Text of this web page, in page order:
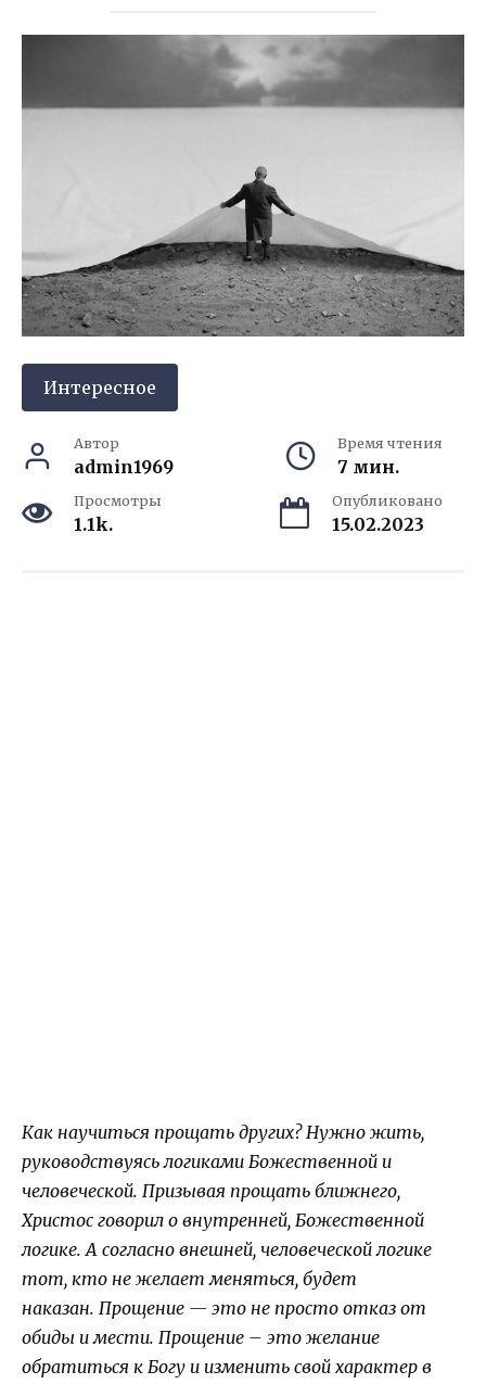
Интересное
Автор
admin1969
Время чтения
7 мин.
Просмотры
1.1k.
Опубликовано
15.02.2023
Как научиться прощать других? Нужно жить,
руководствуясь логиками Божественной и
человеческой. Призывая прощать ближнего,
Христос говорил о внутренней, Божественной
логике. А согласно внешней, человеческой логике
тот, кто не желает меняться, будет
наказан. Прощение — это не просто отказ от
обиды и мести. Прощение – это желание
обратиться к Богу и изменить свой характер в